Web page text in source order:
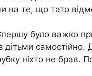
те, що тато
було важко
дітьми
ніхто не брав.